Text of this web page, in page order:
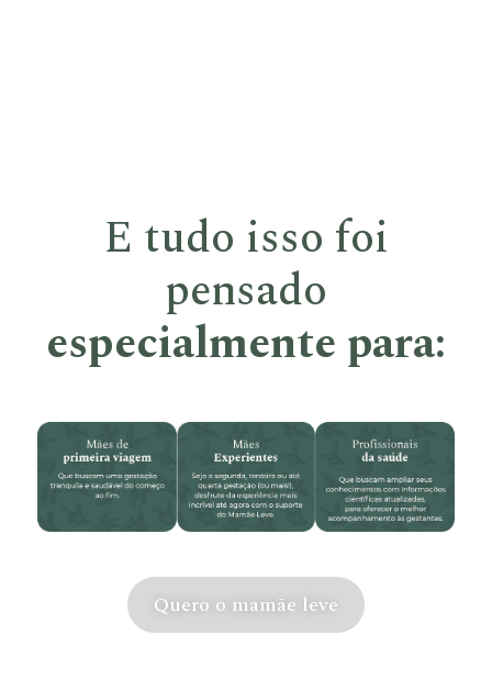
E tudo isso foi
pensado
especialmente para:
Quero o mamãe leve